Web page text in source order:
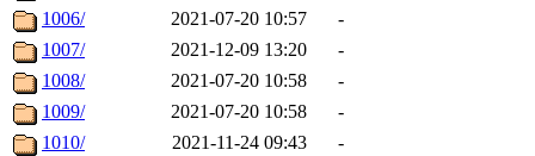
1006/
2021-07-20 10:57
-
1007/
2021-12-09 13:20
-
1008/
2021-07-20 10:58
-
1009/
2021-07-20 10:58
-
1010/
2021-11-24 09:43
-